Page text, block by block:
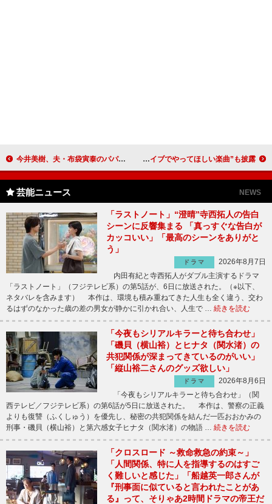
今井美樹、夫・布袋寅泰のパパぶりを大絶賛 吉川晃司とのコンプレックス復活に「素晴らしい」 ガールネクストドアが東京公演を開催 “ライブでやってほしい楽曲”も披露
芸能ニュース NEWS
「ラストノート」“澄晴”寺西拓人の告白
シーンに反響集まる 「真っすぐな告白が
カッコいい」「最高のシーンをありがと
う」
ドラマ
2026年8月7日
内田有紀と寺西拓人がダブル主演するドラマ
「ラストノート」（フジテレビ系）の第5話が、6日に放送された。（※以下、
ネタバレを含みます） 本作は、環境も積み重ねてきた人生も全く違う、交わ
るはずのなかった歳の差の男女が静かに引かれ合い、人生で … 続きを読む
「今夜もシリアルキラーと待ち合わせ」
「磯貝（横山裕）とヒナタ（関水渚）の
共犯関係が深まってきているのがいい」
「縦山裕二さんのグッズ欲しい」
ドラマ
2026年8月6日
「今夜もシリアルキラーと待ち合わせ」（関
西テレビ／フジテレビ系）の第6話が5日に放送された。 本作は、警察の正義
よりも復讐（ふくしゅう）を優先し、秘密の共犯関係を結んだ一匹おおかみの
刑事・磯貝（横山裕）と第六感女子ヒナタ（関水渚）の物語 … 続きを読む
「クロスロード ～救命救急の約束～」
「人間関係、特に人を指導するのはすご
く難しいと感じた」「船越英一郎さんが
『刑事面に似ていると言われたことがあ
る』って、そりゃあ2時間ドラマの帝王だ